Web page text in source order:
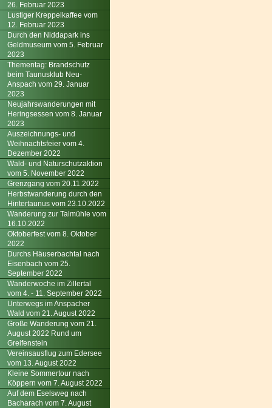
26. Februar 2023
Lustiger Kreppelkaffee vom
12. Februar 2023
Durch den Niddapark ins
Geldmuseum vom 5. Februar
2023
Thementag: Brandschutz
beim Taunusklub Neu-
Anspach vom 29. Januar
2023
Neujahrswanderungen mit
Heringsessen vom 8. Januar
2023
Auszeichnungs- und
Weihnachtsfeier vom 4.
Dezember 2022
Wald- und Naturschutzaktion
vom 5. November 2022
Grenzgang vom 20.11.2022
Herbstwanderung durch den
Hintertaunus vom 23.10.2022
Wanderung zur Talmühle vom
16.10.2022
Oktoberfest vom 8. Oktober
2022
Durchs Häuserbachtal nach
Eisenbach vom 25.
September 2022
Wanderwoche im Zillertal
vom 4. - 11. September 2022
Unterwegs im Anspacher
Wald vom 21. August 2022
Große Wanderung vom 21.
August 2022 Rund um
Greifenstein
Vereinsausflug zum Edersee
vom 13. August 2022
Kleine Sommertour nach
Köppern vom 7. August 2022
Auf dem Eselsweg nach
Bacharach vom 7. August